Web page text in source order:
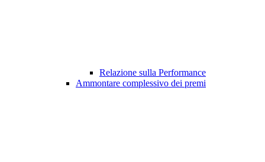
Relazione sulla Performance
Ammontare complessivo dei premi